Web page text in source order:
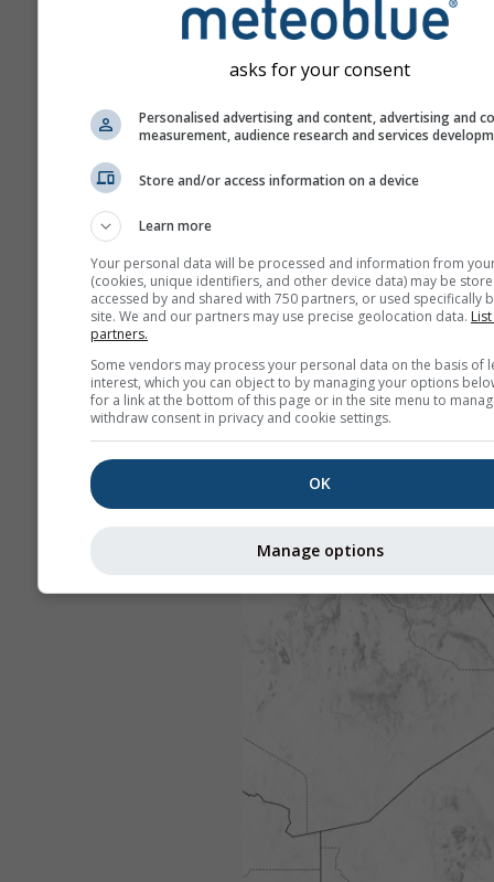
asks for your consent
Personalised advertising and content, advertising and
measurement, audience research and services
Store and/or access information on a device
Learn more
Your personal data will be processed and information from
(cookies, unique identifiers, and other device data) may be
accessed by and shared with 750 partners, or used specifically
site. We and our partners may use precise geolocation data.
partners.
Some vendors may process your personal data on the basis of
interest, which you can object to by managing your options
for a link at the bottom of this page or in the site menu to
withdraw consent in privacy and cookie settings.
OK
Manage options